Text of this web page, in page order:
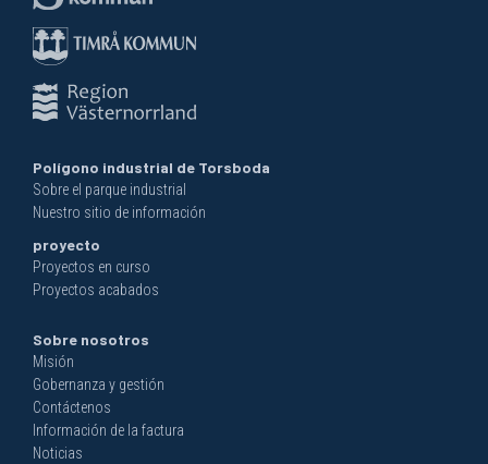
Polígono industrial de Torsboda
Sobre el parque industrial
Nuestro sitio de información
proyecto
Proyectos en curso
Proyectos acabados
Sobre nosotros
Misión
Gobernanza y gestión
Contáctenos
Información de la factura
Noticias